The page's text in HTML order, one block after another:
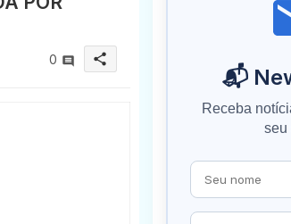
0 share
📬
Receba
seu